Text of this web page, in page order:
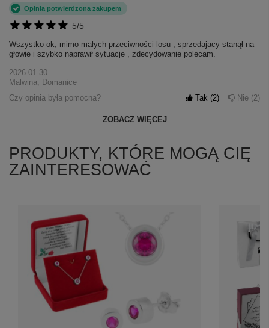
5/5
Opinia potwierdzona zakupem
Wszystko ok, mimo małych przeciwności losu , sprzedajacy stanął na
głowie i szybko naprawił sytuacje , zdecydowanie polecam.
2026-01-30
Malwina, Domanice
Czy opinia była pomocna?
Tak 2 Nie 2
ZOBACZ WIĘCEJ
PRODUKTY, KTÓRE MOGĄ CIĘ
ZAINTERESOWAĆ